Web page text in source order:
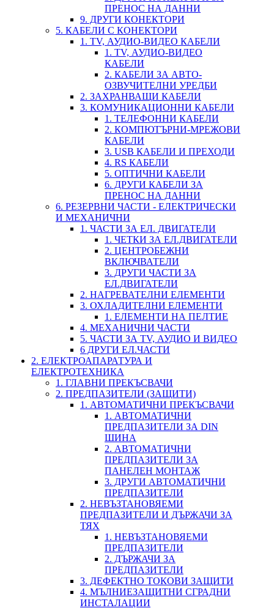
ПРЕНОС НА ДАННИ
9. ДРУГИ КОНЕКТОРИ
5. КАБЕЛИ С КОНЕКТОРИ
1. TV, АУДИО-ВИДЕО КАБЕЛИ
1. TV, АУДИО-ВИДЕО
КАБЕЛИ
2. КАБЕЛИ ЗА АВТО-
ОЗВУЧИТЕЛНИ УРЕДБИ
2. ЗАХРАНВАЩИ КАБЕЛИ
3. КОМУНИКАЦИОННИ КАБЕЛИ
1. ТЕЛЕФОННИ КАБЕЛИ
2. КОМПЮТЪРНИ-МРЕЖОВИ
КАБЕЛИ
3. USB КАБЕЛИ И ПРЕХОДИ
4. RS КАБЕЛИ
5. ОПТИЧНИ КАБЕЛИ
6. ДРУГИ КАБЕЛИ ЗА
ПРЕНОС НА ДАННИ
6. РЕЗЕРВНИ ЧАСТИ - ЕЛЕКТРИЧЕСКИ
И МЕХАНИЧНИ
1. ЧАСТИ ЗА ЕЛ. ДВИГАТЕЛИ
1. ЧЕТКИ ЗА ЕЛ.ДВИГАТЕЛИ
2. ЦЕНТРОБЕЖНИ
ВКЛЮЧВАТЕЛИ
3. ДРУГИ ЧАСТИ ЗА
ЕЛ.ДВИГАТЕЛИ
2. НАГРЕВАТЕЛНИ ЕЛЕМЕНТИ
3. ОХЛАДИТЕЛНИ ЕЛЕМЕНТИ
1. ЕЛЕМЕНТИ НА ПЕЛТИЕ
4. МЕХАНИЧНИ ЧАСТИ
5. ЧАСТИ ЗА TV, АУДИО И ВИДЕО
6 ДРУГИ ЕЛ.ЧАСТИ
2. ЕЛЕКТРОАПАРАТУРА И
ЕЛЕКТРОТЕХНИКА
1. ГЛАВНИ ПРЕКЪСВАЧИ
2. ПРЕДПАЗИТЕЛИ (ЗАЩИТИ)
1. АВТОМАТИЧНИ ПРЕКЪСВАЧИ
1. АВТОМАТИЧНИ
ПРЕДПАЗИТЕЛИ ЗА DIN
ШИНА
2. АВТОМАТИЧНИ
ПРЕДПАЗИТЕЛИ ЗА
ПАНЕЛЕН МОНТАЖ
3. ДРУГИ АВТОМАТИЧНИ
ПРЕДПАЗИТЕЛИ
2. НЕВЪЗТАНОВЯЕМИ
ПРЕДПАЗИТЕЛИ И ДЪРЖАЧИ ЗА
ТЯХ
1. НЕВЪЗТАНОВЯЕМИ
ПРЕДПАЗИТЕЛИ
2. ДЪРЖАЧИ ЗА
ПРЕДПАЗИТЕЛИ
3. ДЕФЕКТНО ТОКОВИ ЗАЩИТИ
4. МЪЛНИЕЗАЩИТНИ СГРАДНИ
ИНСТАЛАЦИИ